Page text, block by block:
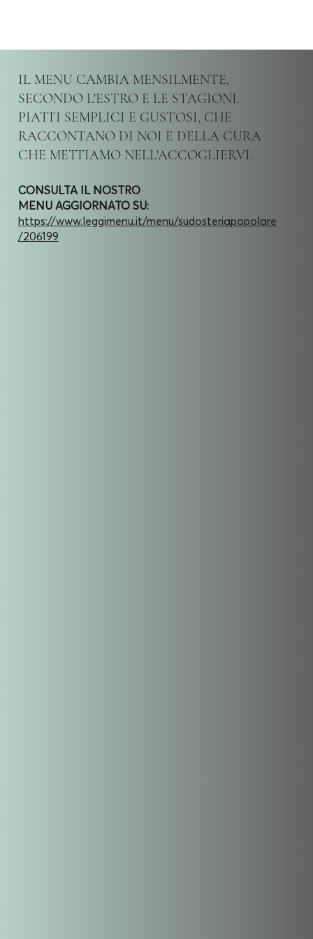
IL MENU CAMBIA MENSILMENTE,
SECONDO L'ESTRO E LE STAGIONI.
PIATTI SEMPLICI E GUSTOSI, CHE
RACCONTANO DI NOI E DELLA CURA
CHE METTIAMO NELL'ACCOGLIERVI.
CONSULTA IL NOSTRO
MENU AGGIORNATO SU:
https://www.leggimenu.it/menu/sudosteriapopolare
/206199